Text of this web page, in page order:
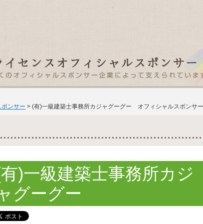
ンサー > (有)一級建築士事務所カジャグーグー オフィシャルスポンサ
)一級建築士事務所カジ
グーグー